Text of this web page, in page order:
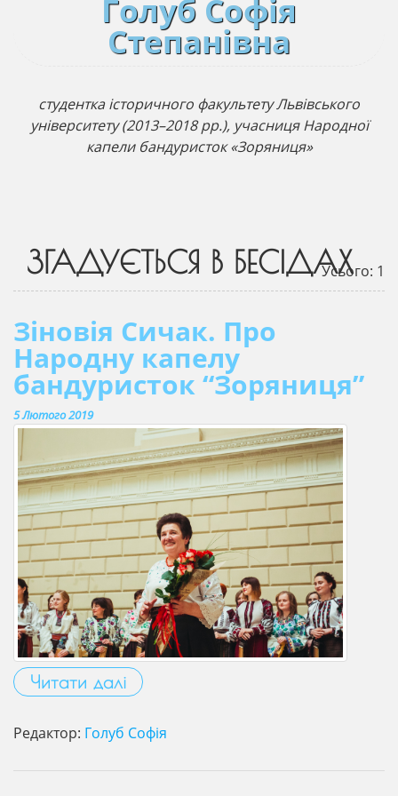
Голуб Софія
Степанівна
студентка історичного факультету Львівського
університету (2013–2018 рр.), учасниця Народної
капели бандуристок «Зоряниця»
ЗГАДУЄТЬСЯ В БЕСІДАХУсього: 1
Зіновія Сичак. Про
Народну капелу
бандуристок “Зоряниця”
5 Лютого 2019
Читати далі
Редактор: Голуб Софія